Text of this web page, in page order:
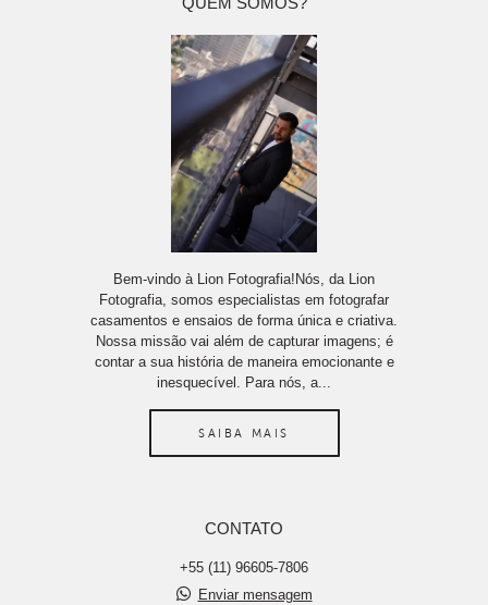
Bem-vindo à Lion Fotografia!Nós, da Lion
Fotografia, somos especialistas em fotografar
casamentos e ensaios de forma única e criativa.
Nossa missão vai além de capturar imagens; é
contar a sua história de maneira emocionante e
inesquecível. Para nós, a...
SAIBA MAIS
CONTATO
+55 (11) 96605-7806
Enviar mensagem